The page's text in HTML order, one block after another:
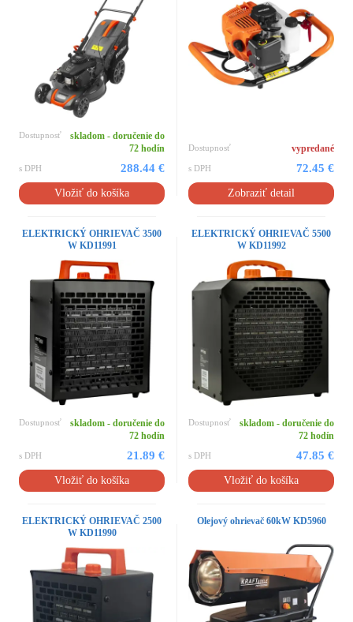
Dostupnosť
skladom - doručenie do
72 hodín
s DPH 288.44 €
Vložiť do košíka
Dostupnosť vypredané
s DPH 72.45 €
Zobraziť detail
ELEKTRICKÝ OHRIEVAČ 3500
W KD11991
Dostupnosť
skladom - doručenie do
72 hodín
s DPH 21.89 €
Vložiť do košíka
ELEKTRICKÝ OHRIEVAČ 5500
W KD11992
Dostupnosť
skladom - doručenie do
72 hodín
s DPH 47.85 €
Vložiť do košíka
ELEKTRICKÝ OHRIEVAČ 2500
W KD11990
Olejový ohrievač 60kW KD5960